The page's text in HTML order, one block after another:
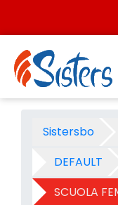
SCUOLA
Sistersbo
DEFAULT
SCUOLA